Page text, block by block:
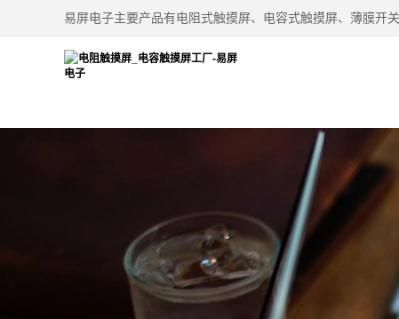
易屏电子主要产品有电阻式触摸屏、电容式触摸屏、薄膜开